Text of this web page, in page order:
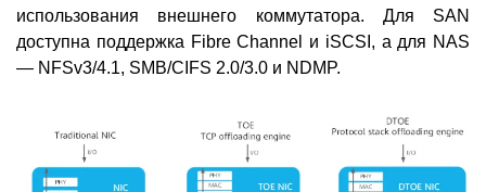
использования внешнего коммутатора. Для SAN
доступна поддержка Fibre Channel и iSCSI, а для NAS
— NFSv3/4.1, SMB/CIFS 2.0/3.0 и NDMP.